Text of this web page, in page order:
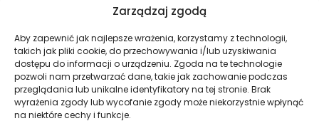
Zarządzaj zgodą
Aby zapewnić jak najlepsze wrażenia, korzystamy z technologii,
takich jak pliki cookie, do przechowywania i/lub uzyskiwania
dostępu do informacji o urządzeniu. Zgoda na te technologie
pozwoli nam przetwarzać dane, takie jak zachowanie podczas
przeglądania lub unikalne identyfikatory na tej stronie. Brak
wyrażenia zgody lub wycofanie zgody może niekorzystnie wpłynąć
na niektóre cechy i funkcje.
Dodaj do koszyka
28,22 zł. 21,16 zł.
Najniższa cena w ciągu
Dodaj do koszyka